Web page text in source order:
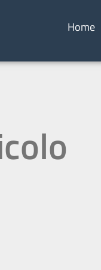
Home